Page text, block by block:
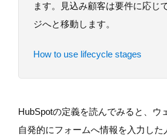
ます。見込み顧客は要件に応じ
ジへと移動します。
How to use lifecycle stages
HubSpotの定義を読んでみると、ウ
自発的にフォームへ情報を入力した